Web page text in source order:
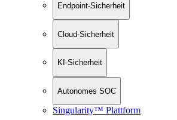
Endpoint-Sicherheit
Cloud-Sicherheit
KI-Sicherheit
Autonomes SOC
Singularity™ Plattform